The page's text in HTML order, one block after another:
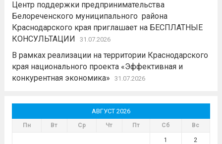
Центр поддержки предпринимательства
Белореченского муниципального района
Краснодарского края приглашает на БЕСПЛАТНЫЕ
КОНСУЛЬТАЦИИ
31.07.2026
В рамках реализации на территории Краснодарского
края национального проекта «Эффективная и
конкурентная экономика»
31.07.2026
АВГУСТ 2026
Пн Вт Ср Чт Пт Сб Вс
1 2